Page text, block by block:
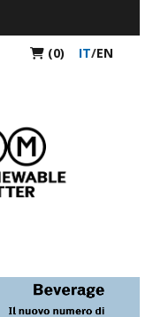
(0) IT/EN